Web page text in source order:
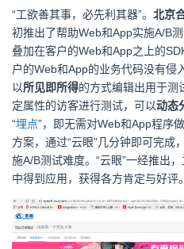
“工欲善其事，必先利其器”。 北京
初推出了帮助Web和App实施A/B测
叠加在客户的Web和App之上的
户的Web和App的业务代码没有侵
以所见即所得的方式编辑出用于测
定属性的访客进行测试，可以动态
“埋点”，即无需对Web和App程序
方案，通过“云眼”几分钟即可完成
施A/B测试难度。“云眼”一经推出
中得到应用，获得各方肯定与好评。